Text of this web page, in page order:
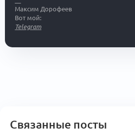
Максим Дорофеев
Вот мой:
Telegram
Связанные посты